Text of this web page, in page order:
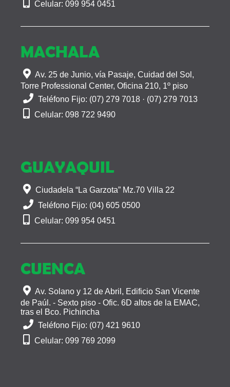
Celular: 099 954 0451
MACHALA
Av. 25 de Junio, vía Pasaje, Cuidad del Sol,
Torre Professional Center, Oficina 210, 1º piso
Teléfono Fijo: (07) 279 7018 · (07) 279 7013
Celular: 098 722 9490
GUAYAQUIL
Ciudadela “La Garzota” Mz.70 Villa 22
Teléfono Fijo: (04) 605 0500
Celular: 099 954 0451
CUENCA
Av. Solano y 12 de Abril, Edificio San Vicente
de Paúl. - Sexto piso - Ofic. 6D altos de la EMAC,
tras el Bco. Pichincha
Teléfono Fijo: (07) 421 9610
Celular: 099 769 2099